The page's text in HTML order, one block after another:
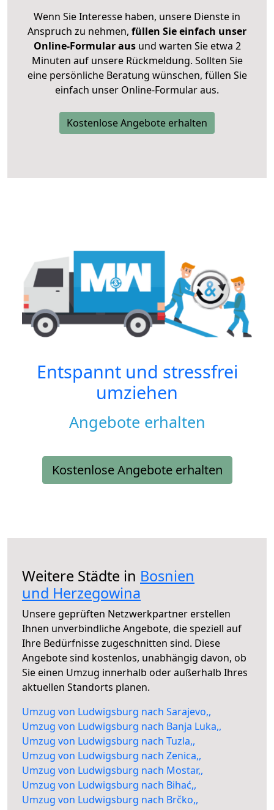
Wenn Sie Interesse haben, unsere Dienste in
Anspruch zu nehmen, füllen Sie einfach unser
Online-Formular ausund warten Sie etwa 2
Minuten auf unsere Rückmeldung. Sollten Sie
eine persönliche Beratung wünschen, füllen Sie
einfach unser Online-Formular aus.
Kostenlose Angebote erhalten
Entspannt und stressfrei
umziehen
Angebote erhalten
Kostenlose Angebote erhalten
Weitere Städte in Bosnien
und Herzegowina
Unsere geprüften Netzwerkpartner erstellen
Ihnen unverbindliche Angebote, die speziell auf
Ihre Bedürfnisse zugeschnitten sind. Diese
Angebote sind kostenlos, unabhängig davon, ob
Sie einen Umzug innerhalb oder außerhalb Ihres
aktuellen Standorts planen.
Umzug von Ludwigsburg nach Sarajevo,,
Umzug von Ludwigsburg nach Banja Luka,,
Umzug von Ludwigsburg nach Tuzla,,
Umzug von Ludwigsburg nach Zenica,,
Umzug von Ludwigsburg nach Mostar,,
Umzug von Ludwigsburg nach Bihać,,
Umzug von Ludwigsburg nach Brčko,,